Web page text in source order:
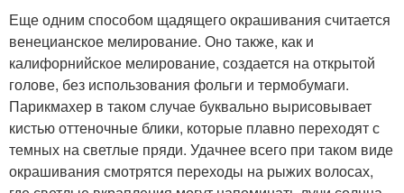
Еще одним способом щадящего окрашивания считается
венецианское мелирование. Оно также, как и
калифорнийское мелирование, создается на открытой
голове, без использования фольги и термобумаги.
Парикмахер в таком случае буквально вырисовывает
кистью оттеночные блики, которые плавно переходят с
темных на светлые пряди. Удачнее всего при таком виде
окрашивания смотрятся переходы на рыжих волосах,